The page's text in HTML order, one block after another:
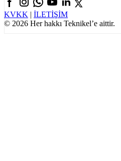
KVKK | İLETİŞİM
© 2026 Her hakkı Teknikel’e aittir.